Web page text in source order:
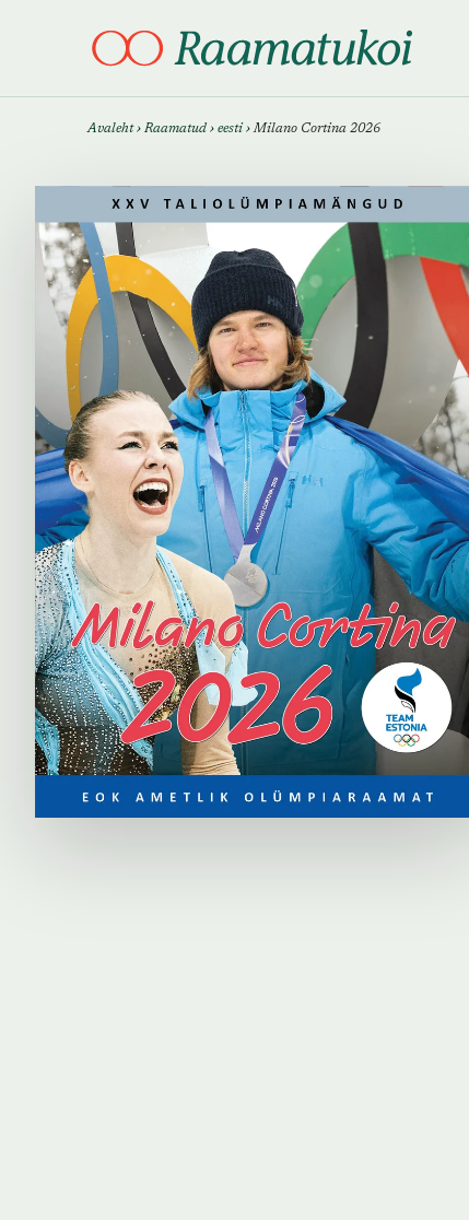
Avaleht› Raamatud › eesti ›Milano Cortina 2026Otsi täpsemalt
Otsi täpsemalt